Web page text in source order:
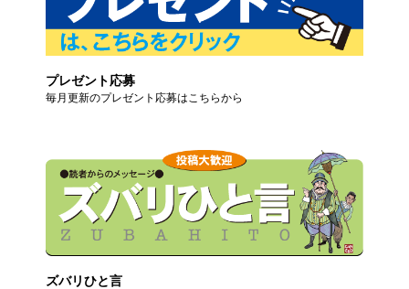
プレゼント応募
毎月更新のプレゼント応募はこちらから
ズバリひと言